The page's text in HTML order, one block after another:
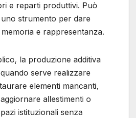
e reparti produttivi. Può
strumento per dare
e rappresentanza.
la produzione additiva
serve realizzare
elementi mancanti,
allestimenti o
istituzionali senza